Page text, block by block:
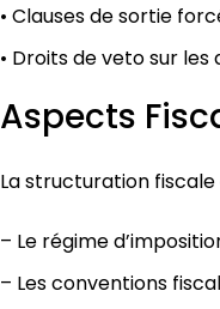
• Clauses de sortie
• Droits de veto sur
Aspects
La structuration
– Le régime
– Les conventions